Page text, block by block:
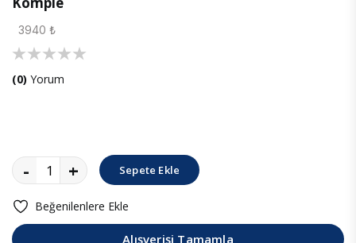
3940 ₺
(0) Yorum
- + Sepete Ekle
Beğenilenlere Ekle
Alışverişi Tamamla